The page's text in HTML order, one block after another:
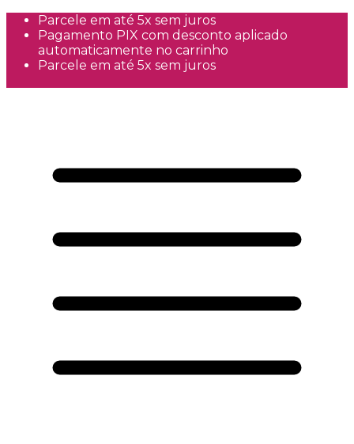
Parcele em até 5x sem juros
Pagamento PIX com desconto aplicado
automaticamente no carrinho
Parcele em até 5x sem juros